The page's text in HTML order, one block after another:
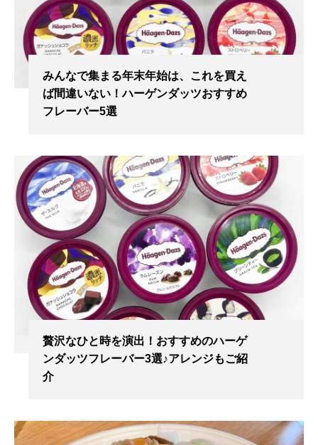
みんなで集まる年末年始は、これを買え
ば間違いない！ハーゲンダッツおすすめ
フレーバー5選
贅沢なひと時を演出！おすすめのハーゲ
ンダッツフレーバー3選♪アレンジもご紹
介